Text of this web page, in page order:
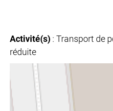
Activité(s) : Transport de
réduite